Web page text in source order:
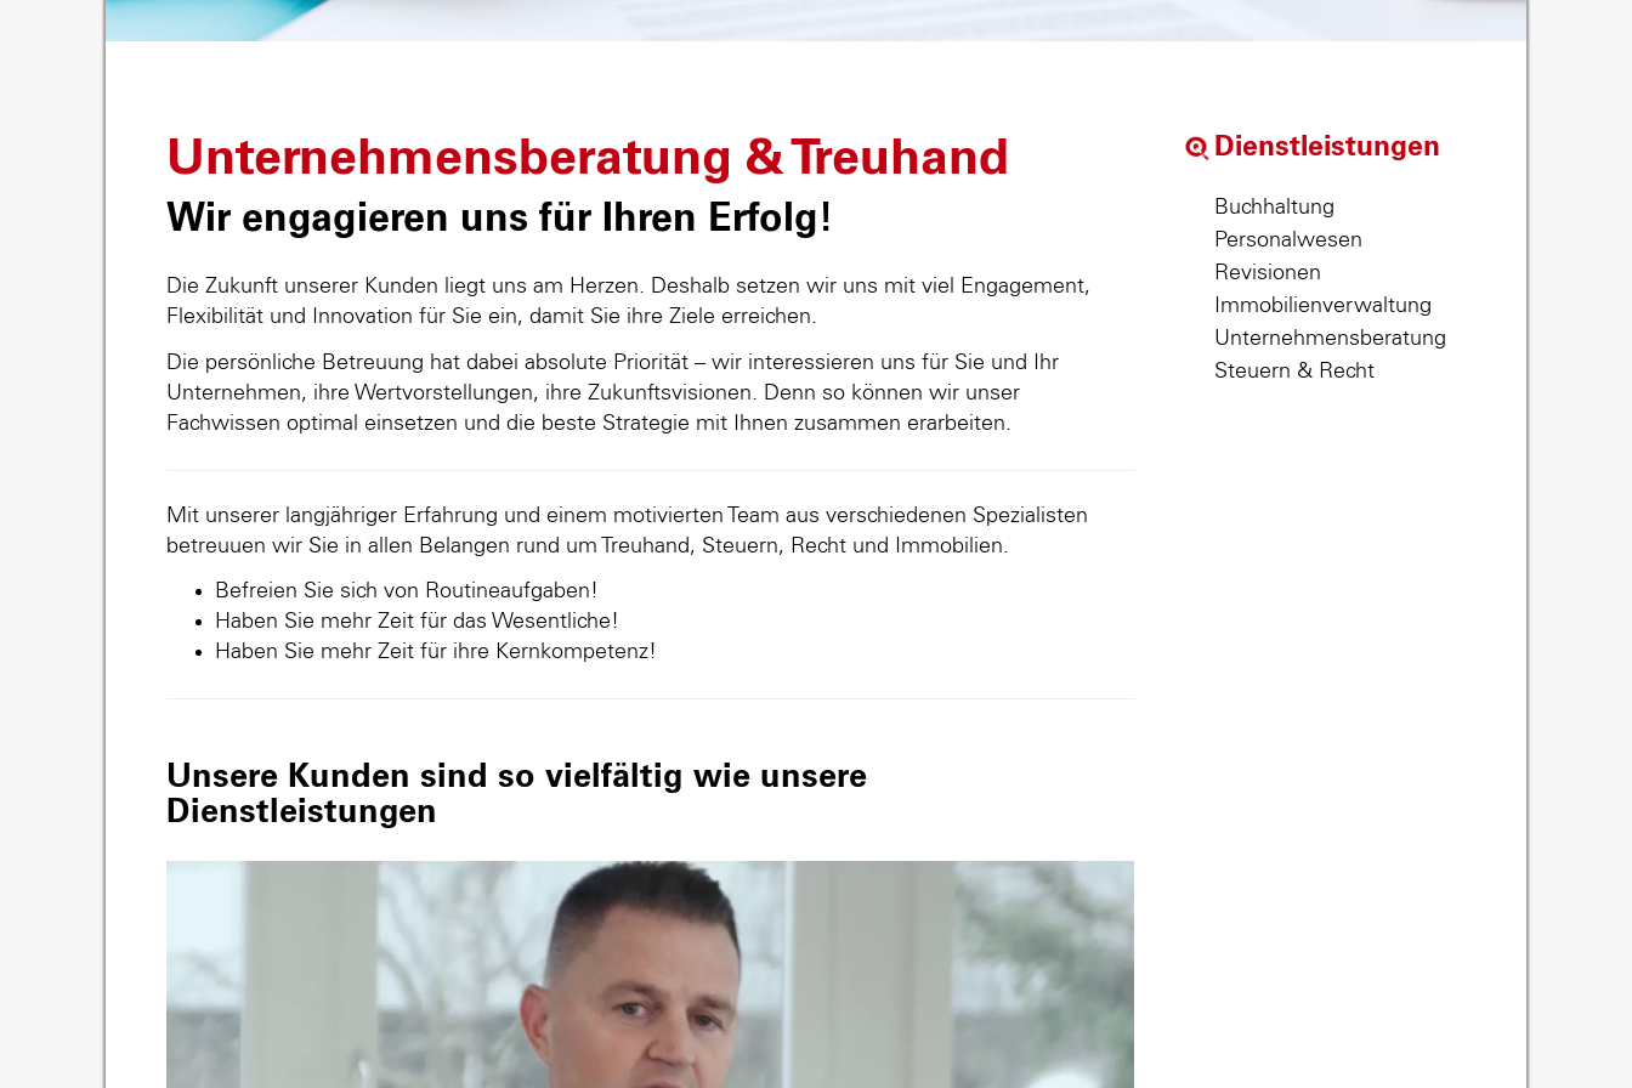
Unternehmensberatung & Treuhand
Wir engagieren uns für Ihren Erfolg!
Die Zukunft unserer Kunden liegt uns am Herzen. Deshalb setzen wir uns mit viel Engagement,
Flexibilität und Innovation für Sie ein, damit Sie ihre Ziele erreichen.
Die persönliche Betreuung hat dabei absolute Priorität – wir interessieren uns für Sie und Ihr
Unternehmen, ihre Wertvorstellungen, ihre Zukunftsvisionen. Denn so können wir unser
Fachwissen optimal einsetzen und die beste Strategie mit Ihnen zusammen erarbeiten.
Mit unserer langjähriger Erfahrung und einem motivierten Team aus verschiedenen Spezialisten
betreuuen wir Sie in allen Belangen rund um Treuhand, Steuern, Recht und Immobilien.
Befreien Sie sich von Routineaufgaben!
Haben Sie mehr Zeit für das Wesentliche!
Haben Sie mehr Zeit für ihre Kernkompetenz!
Unsere Kunden sind so vielfältig wie unsere
Dienstleistungen
Dienstleistungen
Buchhaltung
Personalwesen
Revisionen
Immobilienverwaltung
Unternehmensberatung
Steuern & Recht